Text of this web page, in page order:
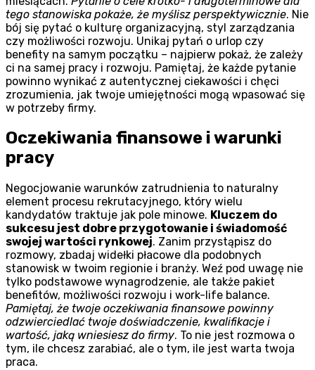
tego stanowiska pokaże, że myślisz perspektywicznie. Nie
bój się pytać o kulturę organizacyjną, styl zarządzania
czy możliwości rozwoju. Unikaj pytań o urlop czy
benefity na samym początku – najpierw pokaż, że zależy
ci na samej pracy i rozwoju. Pamiętaj, że każde pytanie
powinno wynikać z autentycznej ciekawości i chęci
zrozumienia, jak twoje umiejętności mogą wpasować się
w potrzeby firmy.
Oczekiwania finansowe i warunki
pracy
Negocjowanie warunków zatrudnienia to naturalny
element procesu rekrutacyjnego, który wielu
kandydatów traktuje jak pole minowe. Kluczem do
sukcesu jest dobre przygotowanie i świadomość
swojej wartości rynkowej. Zanim przystąpisz do
rozmowy, zbadaj widełki płacowe dla podobnych
stanowisk w twoim regionie i branży. Weź pod uwagę nie
tylko podstawowe wynagrodzenie, ale także pakiet
benefitów, możliwości rozwoju i work-life balance.
Pamiętaj, że twoje oczekiwania finansowe powinny
odzwierciedlać twoje doświadczenie, kwalifikacje i
wartość, jaką wniesiesz do firmy. To nie jest rozmowa o
tym, ile chcesz zarabiać, ale o tym, ile jest warta twoja
praca.